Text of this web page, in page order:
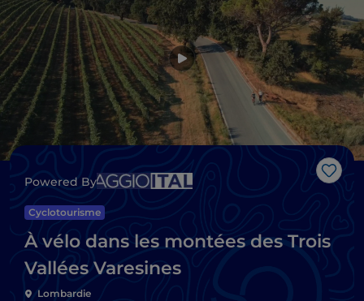
Powered By
Cyclotourisme
À vélo dans les montées des Trois
Vallées Varesines
Lombardie